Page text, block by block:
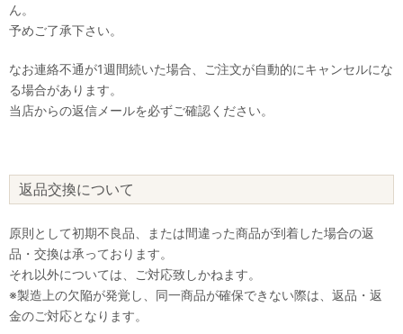
ん。
予めご了承下さい。
なお連絡不通が1週間続いた場合、ご注文が自動的にキャンセルにな
る場合があります。
当店からの返信メールを必ずご確認ください。
返品交換について
原則として初期不良品、または間違った商品が到着した場合の返
品・交換は承っております。
それ以外については、ご対応致しかねます。
※製造上の欠陥が発覚し、同一商品が確保できない際は、返品・返
金のご対応となります。